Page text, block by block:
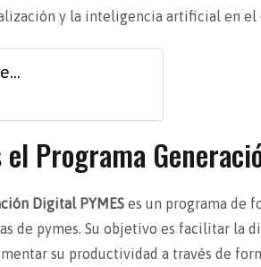
y la inteligencia artificial en el
el Programa
Digital PYMES es un programa de
de pymes. Su objetivo es facilitar la
su productividad a través de